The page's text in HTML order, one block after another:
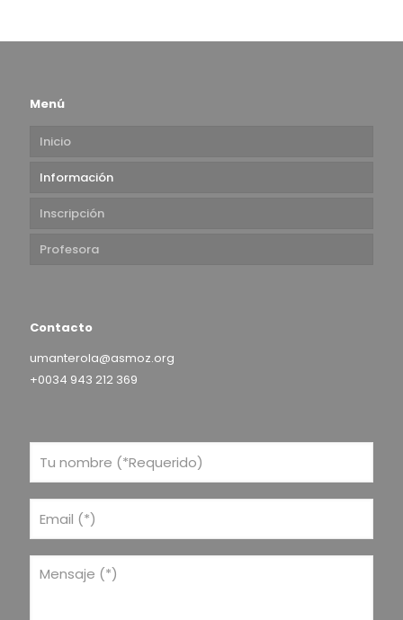
Menú
Inicio
Información
Inscripción
Profesora
Contacto
umanterola@asmoz.org
+0034 943 212 369